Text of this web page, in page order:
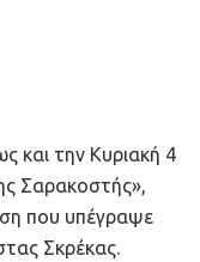
και την Κυριακή 4
Σαρακοστής»,
που υπέγραψε
Σκρέκας.